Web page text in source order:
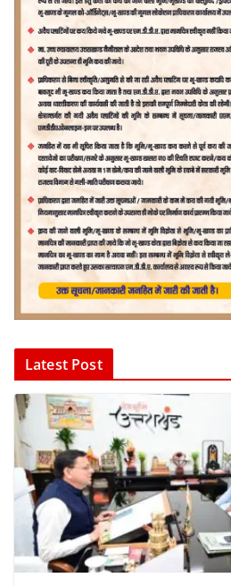
Latest Post